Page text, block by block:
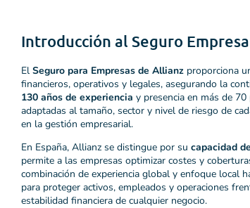
Introducción al Seguro
El Seguro para Empresas de Allianz proporciona
financieros, operativos y legales, asegurando la
130 años de experiencia y presencia en más de
adaptadas al tamaño, sector y nivel de riesgo de
en la gestión empresarial.
En España, Allianz se distingue por su capacidad
permite a las empresas optimizar costes y
combinación de experiencia global y enfoque local
para proteger activos, empleados y operaciones
estabilidad financiera de cualquier negocio.